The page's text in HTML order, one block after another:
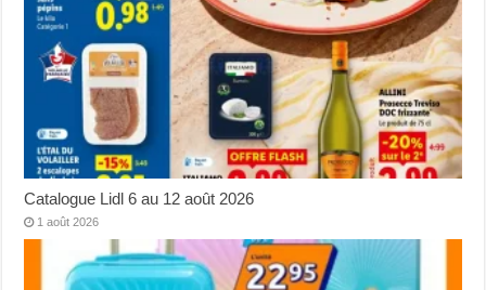
Catalogue Lidl 6 au 12 août 2026
1 août 2026